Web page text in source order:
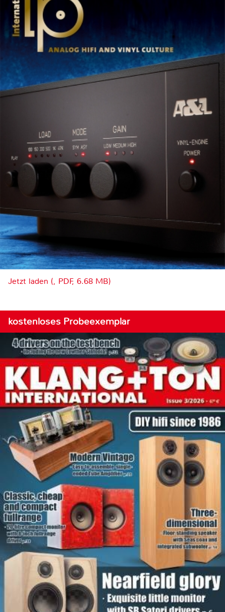
Jetzt laden (, PDF, 6.68 MB)
kostenloses Probeexemplar